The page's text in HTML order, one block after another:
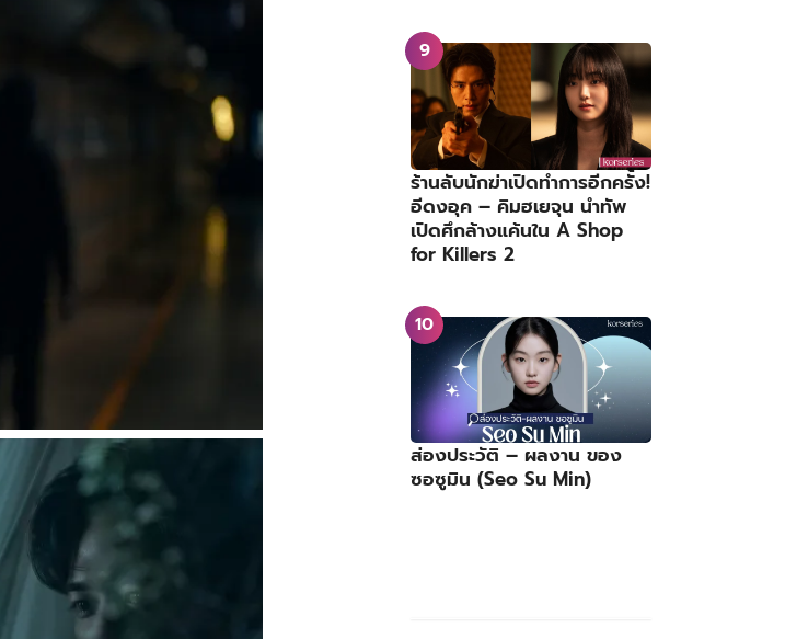
ร้านลับนักฆ่าเปิดทำการอีกครั้ง!
อีดงอุค – คิมฮเยจุน นำทัพ
เปิดศึกล้างแค้นใน A Shop
for Killers 2
ส่องประวัติ – ผลงาน ของ
ซอซูมิน (Seo Su Min)